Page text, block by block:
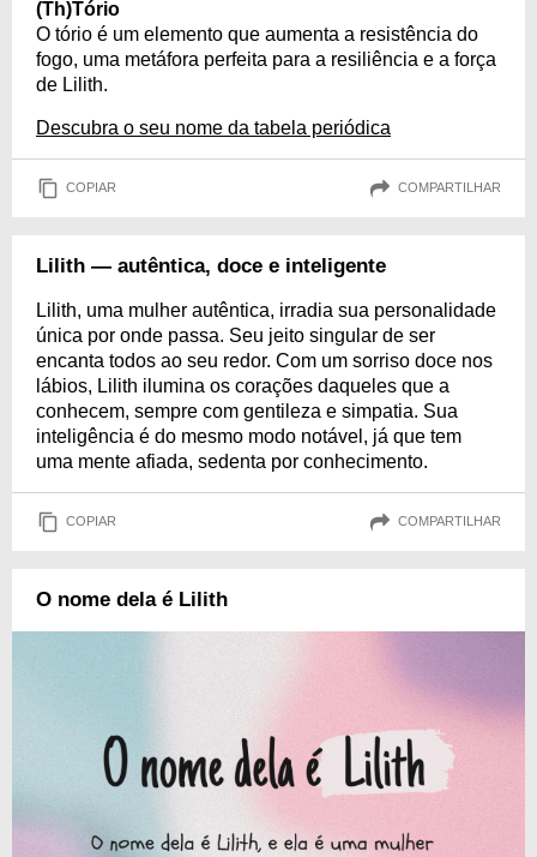
(Th)Tório
O tório é um elemento que aumenta a resistência do
fogo, uma metáfora perfeita para a resiliência e a força
de Lilith.
Descubra o seu nome da tabela periódica
COPIAR COMPARTILHAR
Lilith — autêntica, doce e inteligente
Lilith, uma mulher autêntica, irradia sua personalidade
única por onde passa. Seu jeito singular de ser
encanta todos ao seu redor. Com um sorriso doce nos
lábios, Lilith ilumina os corações daqueles que a
conhecem, sempre com gentileza e simpatia. Sua
inteligência é do mesmo modo notável, já que tem
uma mente afiada, sedenta por conhecimento.
COPIAR COMPARTILHAR
O nome dela é Lilith